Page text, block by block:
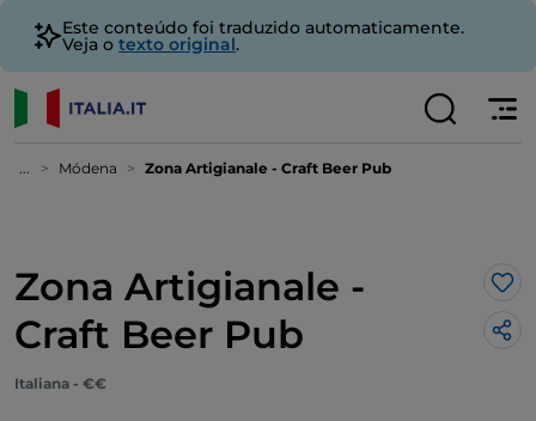
Este conteúdo foi traduzido automaticamente.
Veja o texto original.
... Módena Zona Artigianale - Craft Beer Pub
Zona Artigianale -
Craft Beer Pub
Italiana - €€